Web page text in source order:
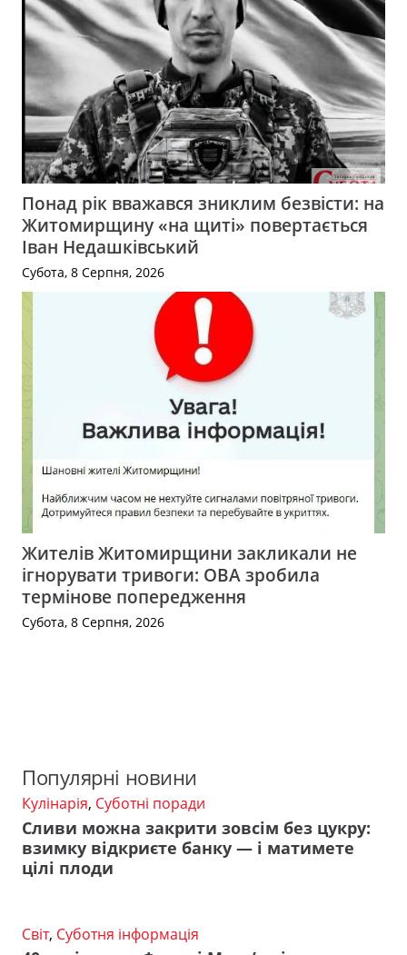
Понад рік вважався зниклим безвісти: на
Житомирщину «на щиті» повертається
Іван Недашківський
Субота, 8 Серпня, 2026
Жителів Житомирщини закликали не
ігнорувати тривоги: ОВА зробила
термінове попередження
Субота, 8 Серпня, 2026
Популярні новини
Кулінарія, Суботні поради
Сливи можна закрити зовсім без цукру:
взимку відкриєте банку — і матимете
цілі плоди
Світ, Суботня інформація